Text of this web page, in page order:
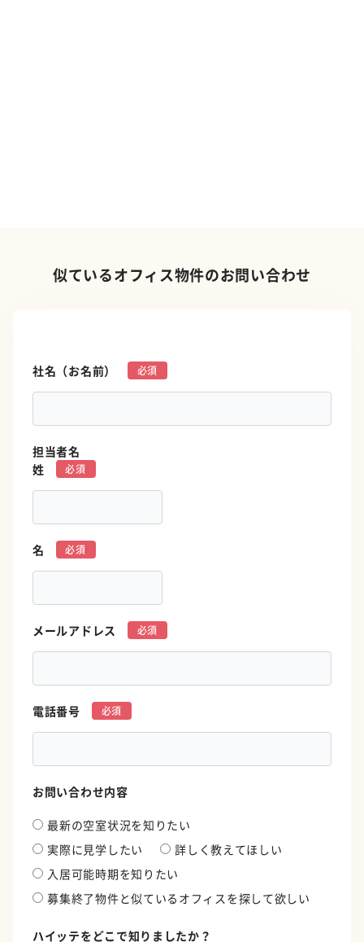
似ているオフィス物件のお問い合わせ
社名（お名前）
担当者名
姓
名
メールアドレス
電話番号
お問い合わせ内容
最新の空室状況を知りたい
実際に見学したい
詳しく教えてほしい
入居可能時期を知りたい
募集終了物件と似ているオフィスを探して欲しい
ハイッテをどこで知りましたか？